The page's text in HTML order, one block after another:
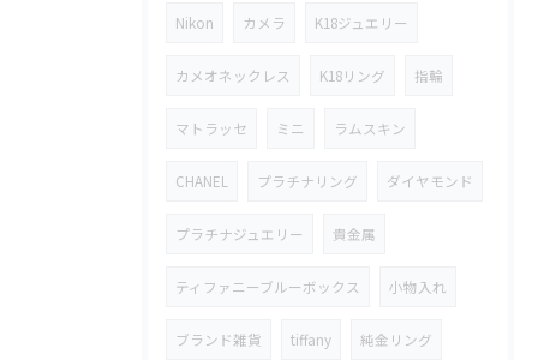
Nikon カメラ K18ジュエリー
カメオネックレス K18リング 指輪
マトラッセ ミニ ラムスキン
CHANEL プラチナリング ダイヤモンド
プラチナジュエリー 貴金属
ティファニーブルーボックス 小物入れ
ブランド雑貨 tiffany 純金リング